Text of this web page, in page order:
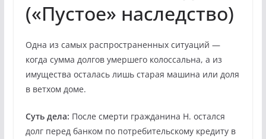
(«Пустое» наследство)
Одна из самых распространенных ситуаций —
когда сумма долгов умершего колоссальна, а из
имущества осталась лишь старая машина или доля
в ветхом доме.
Суть дела: После смерти гражданина Н. остался
долг перед банком по потребительскому кредиту в